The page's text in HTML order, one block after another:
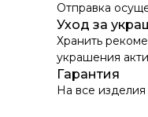
Отправка
Уход за
Хранить
украшения
Гарантия
На все